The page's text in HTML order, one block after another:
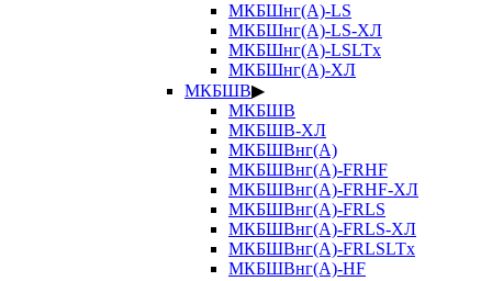
МКБШнг(А)-LS
МКБШнг(А)-LS-ХЛ
МКБШнг(А)-LSLTx
МКБШнг(А)-ХЛ
МКБШВ▶
МКБШВ
МКБШВ-ХЛ
МКБШВнг(А)
МКБШВнг(А)-FRHF
МКБШВнг(А)-FRHF-ХЛ
МКБШВнг(А)-FRLS
МКБШВнг(А)-FRLS-ХЛ
МКБШВнг(А)-FRLSLTx
МКБШВнг(А)-HF